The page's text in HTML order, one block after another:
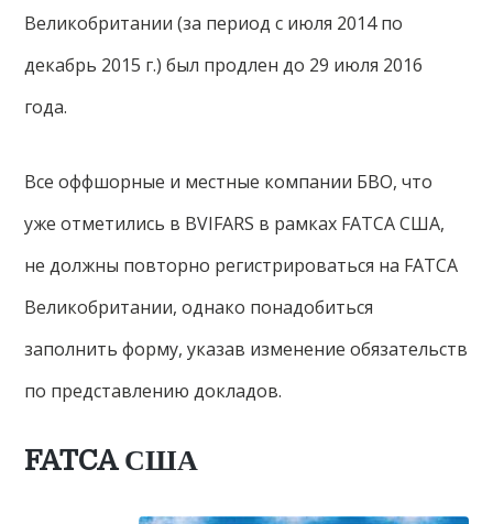
Великобритании (за период с июля 2014 по
декабрь 2015 г.) был продлен до 29 июля 2016
года.
Все оффшорные и местные компании БВО, что
уже отметились в BVIFARS в рамках FATCA США,
не должны повторно регистрироваться на FATCA
Великобритании, однако понадобиться
заполнить форму, указав изменение обязательств
по представлению докладов.
FATCA США